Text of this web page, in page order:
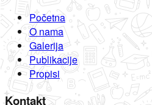
Početna
O nama
Galerija
Publikacije
Propisi
Kontakt